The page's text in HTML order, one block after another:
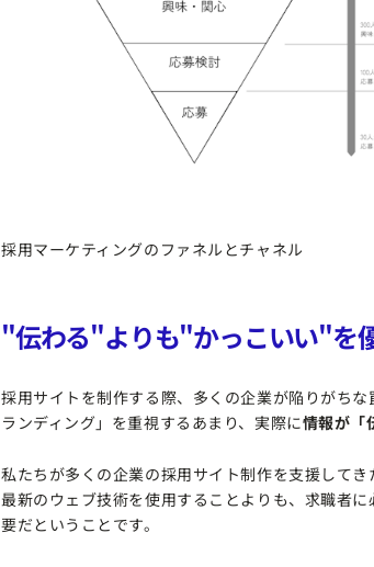
採用マーケティングのファネルとチャネル
"伝わる"よりも"かっこいい"を
採用サイトを制作する際、多くの企業が陥りがち
ランディング」を重視するあまり、実際に情報が「
私たちが多くの企業の採用サイト制作を支援して
最新のウェブ技術を使用することよりも、求職者
要だということです。